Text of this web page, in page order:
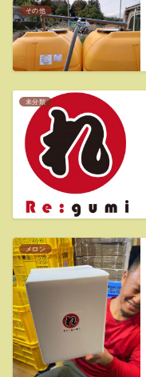
その他
未分類
メロン